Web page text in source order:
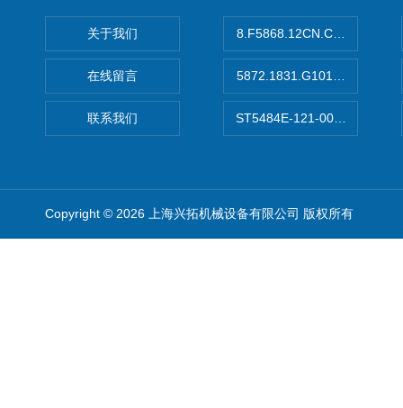
关于我们
在线留言
联系我们
8.F5868.12CN.C122德国
5872.1831.G101德国库伯勒
ST5484E-121-0032-00美国
Copyright © 2026 上海兴拓机械设备有限公司 版权所有